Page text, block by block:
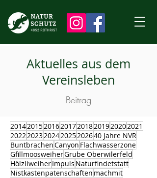
Aktuelles aus dem
Vereinsleben
Beitrag
20142015201620172018201920202021
2022202320242025202640 Jahre NVR
BuntbrachenCanyon Flachwasserzone
GfillmoosweiherGrube Oberwilerfeld
HölzliweiherImpuls Naturfindetstatt
Nistkastenpatenschaften machmit